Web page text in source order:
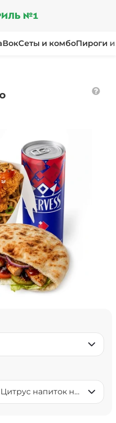
ВокСеты и комбоПироги
Aqua Minerale Active Цитрус напиток негазированный 0,5 л